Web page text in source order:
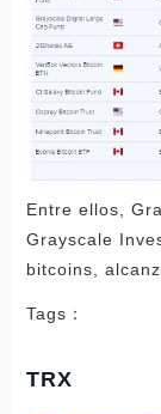
Entre ellos,
Grayscale
bitcoins,
Tags：
TRX